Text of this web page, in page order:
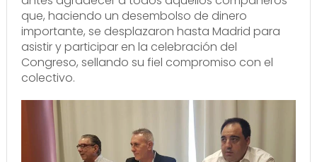
que, haciendo un desembolso de dinero
importante, se desplazaron hasta Madrid para
asistir y participar en la celebración del
Congreso, sellando su fiel compromiso con el
colectivo.